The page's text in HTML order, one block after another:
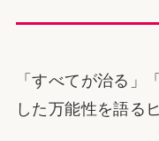
「すべてが治る
した万能性を語る